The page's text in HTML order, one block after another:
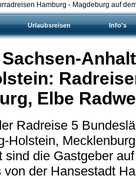
Hamburg - Magdeburg auf
Urlaubsreisen Info's
Elbe
Radreise 5
Holstein,
sind die Gastgeber
der Hansestadt